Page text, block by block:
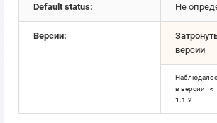
Default status: Не
Версии:
версии
в версии
<
1.1.2